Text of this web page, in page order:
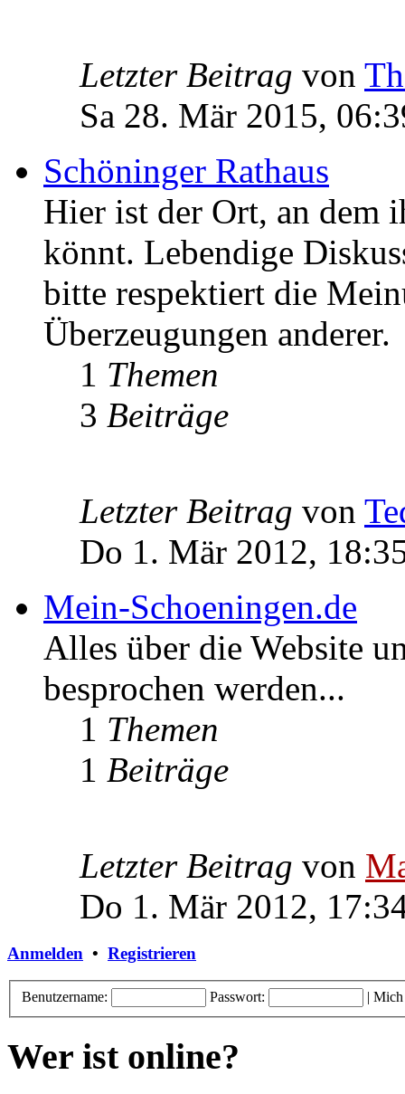
Letzter Beitrag von
Sa 28. Mär 2015,
Schöninger Rathaus
Hier ist der Ort, an dem
könnt. Lebendige
bitte respektiert die
Überzeugungen anderer.
1 Themen
3 Beiträge
Letzter Beitrag von
Do 1. Mär 2012,
Mein-Schoeningen.de
Alles über die Website
besprochen werden...
1 Themen
1 Beiträge
Letzter Beitrag von
Do 1. Mär 2012,
Anmelden • Registrieren
Benutzername: Passwort: | Mich
Wer ist online?